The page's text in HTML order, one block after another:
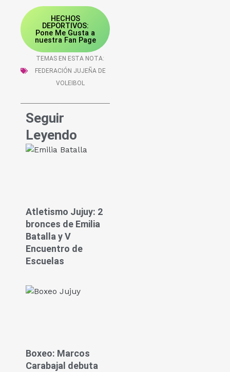
HECHOS
DEPORTIVOS:
Pone Me Gusta a
nuestra Fan Page
TEMAS EN ESTA NOTA:
FEDERACIÓN JUJEÑA DE
VOLEIBOL
Seguir
Leyendo
Atletismo Jujuy: 2
bronces de Emilia
Batalla y V
Encuentro de
Escuelas
Boxeo: Marcos
Carabajal debuta